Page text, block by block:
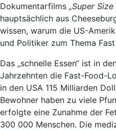
Dokumentarfilms „Super Size
hauptsächlich aus
wissen, warum die US-
und Politiker zum Thema
Das „schnelle Essen“ ist in
Jahrzehnten die Fast-Food-
in den USA 115 Milliarden
Bewohner haben zu viele
erfolgte eine Zunahme der
300 000 Menschen. Die